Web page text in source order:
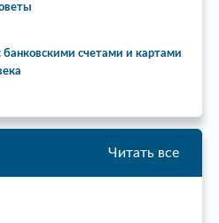
банковскими счетами и картами
Читать все